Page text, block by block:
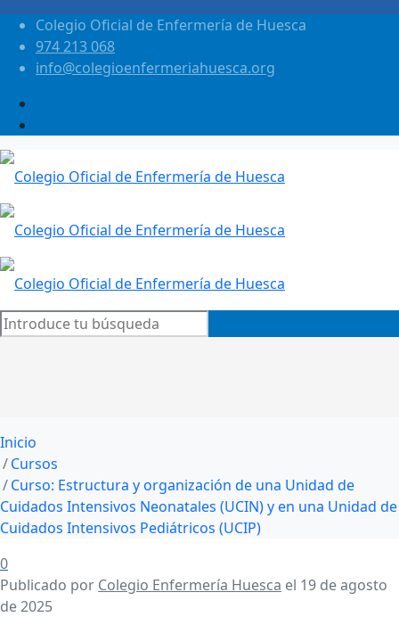
Colegio Oficial de Enfermería de Huesca
974 213 068
info@colegioenfermeriahuesca.org
Inicio
Cursos
Curso: Estructura y organización de una Unidad de
Cuidados Intensivos Neonatales (UCIN) y en una Unidad de
Cuidados Intensivos Pediátricos (UCIP)
0
Publicado por Colegio Enfermería Huesca el 19 de agosto
de 2025